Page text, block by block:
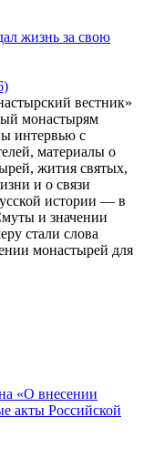
жизнь за свою
вестник»
монастырям
интервью с
материалы о
жития святых,
и о связи
истории — в
и значении
стали слова
монастырей для
«О внесении
акты Российской